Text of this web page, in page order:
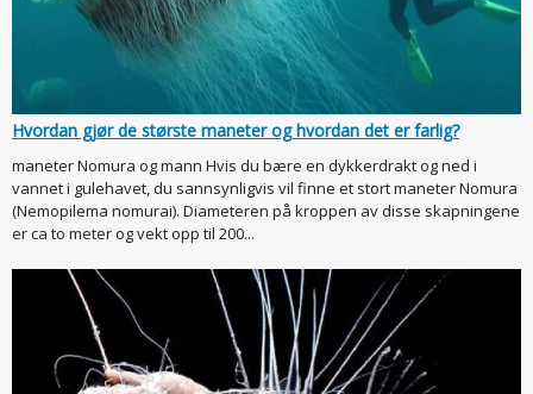
Hvordan gjør de største maneter og hvordan det er farlig?
maneter Nomura og mann Hvis du bære en dykkerdrakt og ned i
vannet i gulehavet, du sannsynligvis vil finne et stort maneter Nomura
(Nemopilema nomurai). Diameteren på kroppen av disse skapningene
er ca to meter og vekt opp til 200...